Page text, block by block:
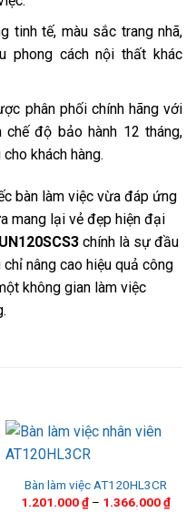
tinh tế, màu sắc trang nhã,
phong cách nội thất khác
phân phối chính hãng với
độ bảo hành 12 tháng,
khách hàng.
bàn làm việc vừa đáp ứng
mang lại vẻ đẹp hiện đại
chính là sự đầu
nâng cao hiệu quả công
không gian làm việc
Bàn làm việc AT120HL3CR
1.201.000₫ – 1.366.000₫